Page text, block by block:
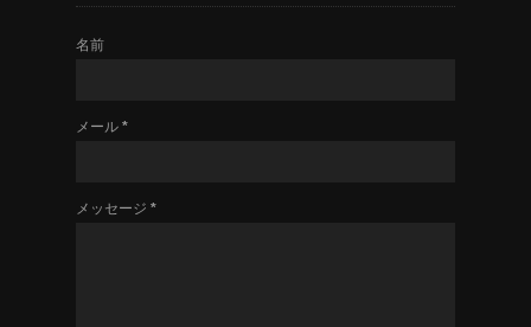
名前
メール *
メッセージ *